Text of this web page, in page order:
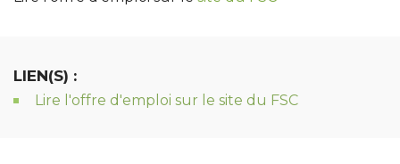
LIEN(S) :
Lire l'offre d'emploi sur le site du FSC